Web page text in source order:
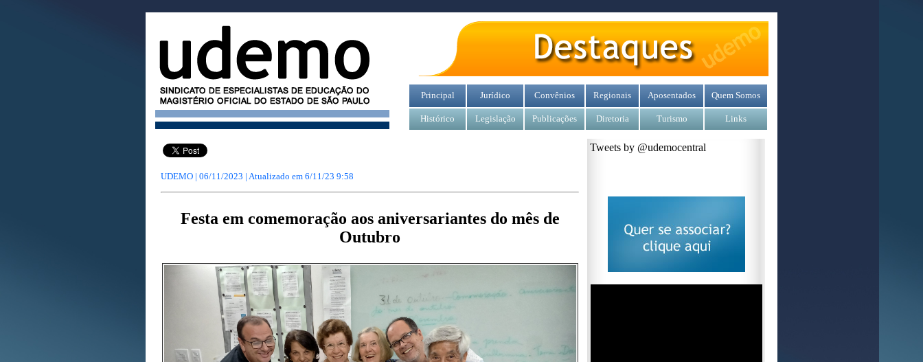
Principal Jurídico Convênios Regionais Aposentados Quem Somos
Histórico Legislação Publicações Diretoria Turismo Links
UDEMO | 06/11/2023 | Atualizado em 6/11/23 9:58
Festa em comemoração aos aniversariantes do mês de
Outubro
Tweets by @udemocentral